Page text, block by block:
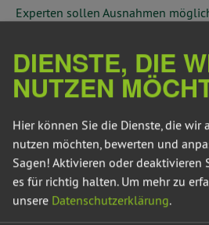
Experten sollen Ausnahmen
Tierparks und vergleichbare
Vorschlag ausgenommen.
Frederking betont: „Unser Antrag
verantwortungsvollen Halterinnen
Tiere vor Leid, unsere heimische
Menschen vor gefährlichen
vernünftige Politik für Sachsen-
Deutschland ist ein großer Markt
DIENSTE, DIE
NUTZEN
Hier können Sie die Dienste, die wir
nutzen möchten, bewerten und
Sagen! Aktivieren oder deaktivieren
es für richtig halten. Um mehr zu
unsere Datenschutzerklärung.